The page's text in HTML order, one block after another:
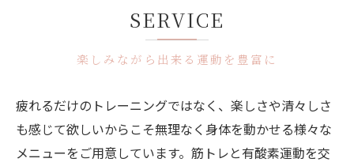
楽しみながら出来る運動を豊富に
SERVICE
疲れるだけのトレーニングではなく、楽しさや清々しさ
も感じて欲しいからこそ無理なく身体を動かせる様々な
メニューをご用意しています。筋トレと有酸素運動を交